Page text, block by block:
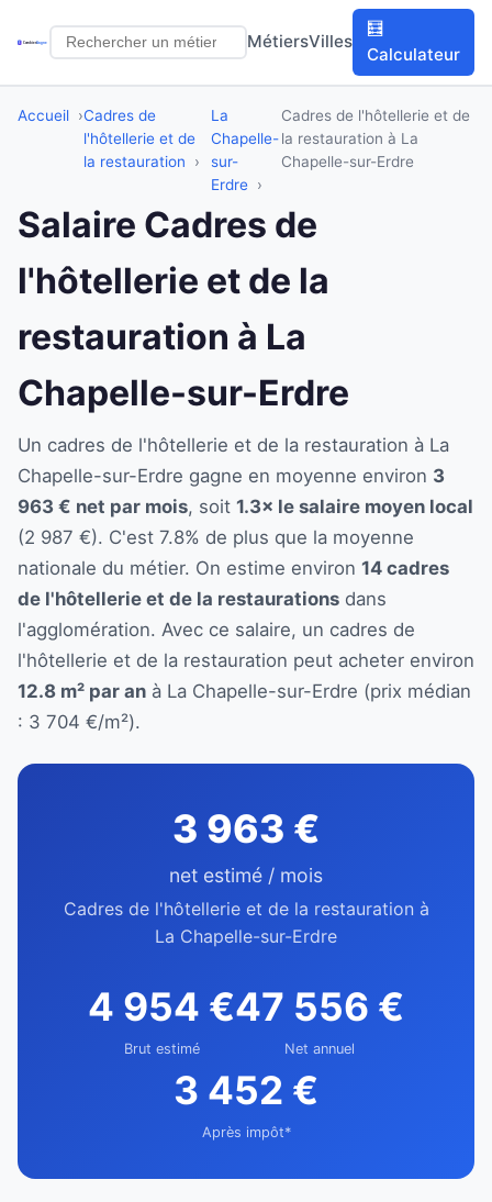
MétiersVilles
🧮
Calculateur
Accueil
Cadres de
l'hôtellerie et de
la restauration
La
Chapelle-
sur-
Erdre
Cadres de l'hôtellerie et de
la restauration à La
Chapelle-sur-Erdre
Salaire Cadres de
l'hôtellerie et de la
restauration à La
Chapelle-sur-Erdre
Un cadres de l'hôtellerie et de la restauration à La
Chapelle-sur-Erdre gagne en moyenne environ 3
963 € net par mois, soit 1.3× le salaire moyen local
(2 987 €). C'est 7.8% de plus que la moyenne
nationale du métier. On estime environ 14 cadres
de l'hôtellerie et de la restaurations dans
l'agglomération. Avec ce salaire, un cadres de
l'hôtellerie et de la restauration peut acheter environ
12.8 m² par an à La Chapelle-sur-Erdre (prix médian
: 3 704 €/m²).
3 963 €
net estimé / mois
Cadres de l'hôtellerie et de la restauration à
La Chapelle-sur-Erdre
4 954 €
Brut estimé
47 556 €
Net annuel
3 452 €
Après impôt*